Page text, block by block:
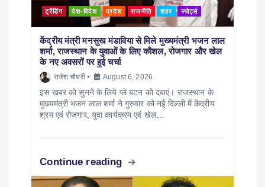
ट्रेंडिंग देश-विदेश प्रदेश राजनीति शहर स्पोर्ट्स
केंद्रीय मंत्री मनसुख मंडाविया से मिले मुख्यमंत्री भजन लाल
शर्मा, राजस्थान के युवाओं के लिए कौशल, रोजगार और खेल
के नए अवसरों पर हुई चर्चा
राजेश चौधरी August 6, 2026
इस खबर को सुनने के लिये प्ले बटन को दबाएं। राजस्थान के
मुख्यमंत्री भजन लाल शर्मा ने गुरुवार को नई दिल्ली में केंद्रीय
श्रम एवं रोजगार, युवा कार्यक्रम एवं खेल…
Continue reading